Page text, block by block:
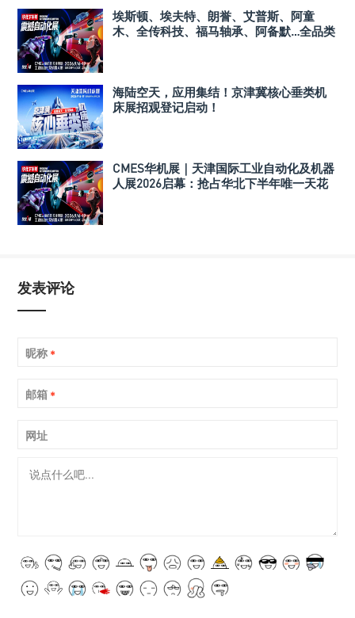
埃斯顿、埃夫特、朗誉、艾普斯、阿童
木、全传科技、福马轴承、阿备默…全品类
海陆空天，应用集结！京津冀核心垂类机
床展招观登记启动！
CMES华机展｜天津国际工业自动化及机器
人展2026启幕：抢占华北下半年唯一天花
发表评论
昵称 *
邮箱 *
网址